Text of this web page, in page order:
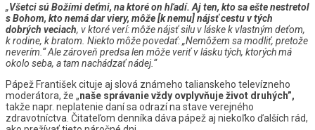
„Všetci sú Božími deťmi, na ktoré on hľadí. Aj ten, kto sa ešte nestretol
s Bohom, kto nemá dar viery, môže [k nemu] nájsť cestu v tých
dobrých veciach, v ktoré verí: môže nájsť silu v láske k vlastným deťom,
k rodine, k bratom. Niekto môže povedať: „Nemôžem sa modliť, pretože
neverím.“ Ale zároveň predsa len môže veriť v lásku tých, ktorých má
okolo seba, a tam nachádzať nádej.“
Pápež František cituje aj slová známeho talianskeho televízneho
moderátora, že „naše správanie vždy ovplyvňuje život druhých”,
takže napr. neplatenie daní sa odrazí na stave verejného
zdravotníctva. Čitateľom denníka dáva pápež aj niekoľko ďalších rád,